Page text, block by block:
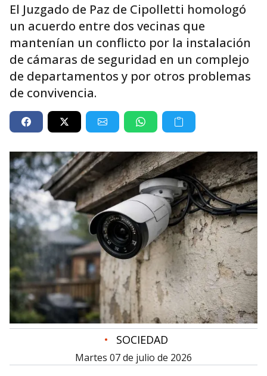
El Juzgado de Paz de Cipolletti homologó
un acuerdo entre dos vecinas que
mantenían un conflicto por la instalación
de cámaras de seguridad en un complejo
de departamentos y por otros problemas
de convivencia.
• SOCIEDAD
martes 07 de julio de 2026